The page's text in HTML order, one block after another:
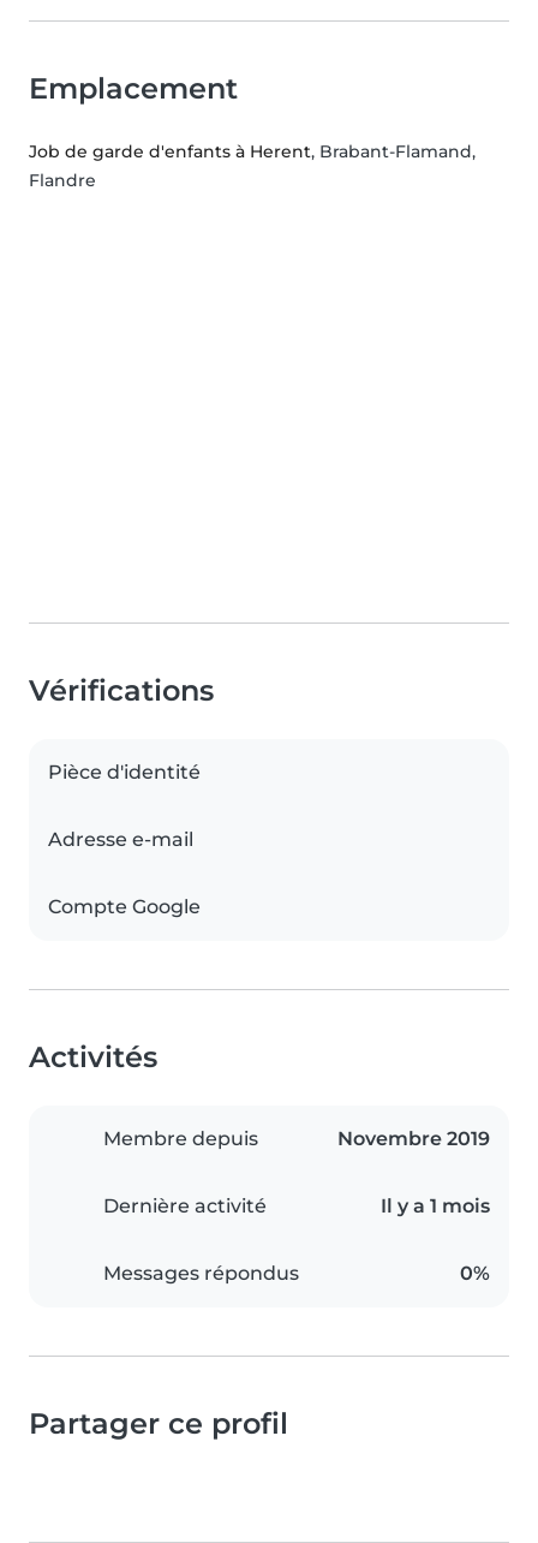
Emplacement
Job de garde d'enfants à Herent, Brabant-Flamand,
Flandre
Vérifications
Pièce d'identité
Adresse e-mail
Compte Google
Activités
Membre depuis Novembre 2019
Dernière activité Il y a 1 mois
Messages répondus 0%
Partager ce profil